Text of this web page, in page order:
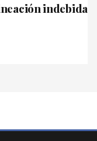
indebida